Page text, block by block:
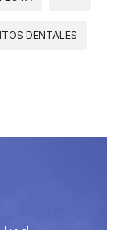
DENTALES